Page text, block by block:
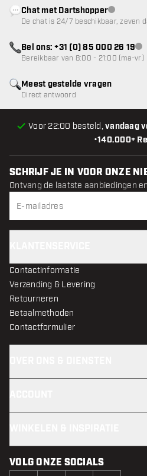
•140.000+
Voor 22:00 besteld,vandaag
Meest gestelde vragen
Direct antwoord
Chat met Dartshopper
De chat is 24/7 beschikbaar, zeven
Bel ons: +31 (0) 85 000 26 19
Bereikbaar van 8:00 - 21:00 (ma-vr)
SCHRIJF JE IN VOOR ONZE
Ontvang de laatste aanbiedingen
Contactinformatie
Verzending & Levering
Retourneren
Betaalmethoden
Contactformulier
VOLG ONZE SOCIALS